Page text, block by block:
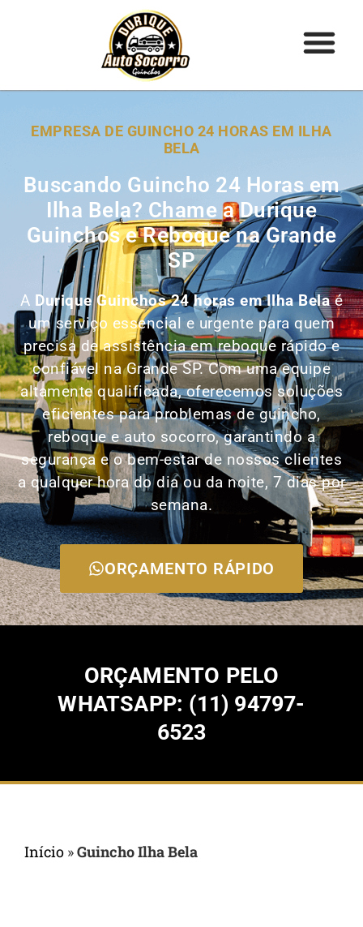
EMPRESA DE GUINCHO 24 HORAS EM ILHA
BELA
Buscando Guincho 24 Horas em
Ilha Bela? Chame a Durique
Guinchos e Reboque na Grande
SP
A Durique Guinchos 24 horas em Ilha Belaé
um serviço essencial e urgente para quem
precisa de assistência em reboque rápido e
confiável na Grande SP. Com uma equipe
altamente qualificada, oferecemos soluções
eficientes para problemas de guincho,
reboque e auto socorro, garantindo a
segurança e o bem-estar de nossos clientes
a qualquer hora do dia ou da noite, 7 dias por
semana.
ORÇAMENTO RÁPIDO
ORÇAMENTO PELO
WHATSAPP: (11) 94797-
6523
Início »Guincho Ilha Bela